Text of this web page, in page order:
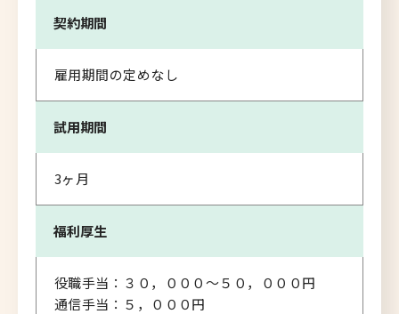
契約期間
雇用期間の定めなし
試用期間
3ヶ月
福利厚生
役職手当：３０，０００～５０，０００円
通信手当：５，０００円